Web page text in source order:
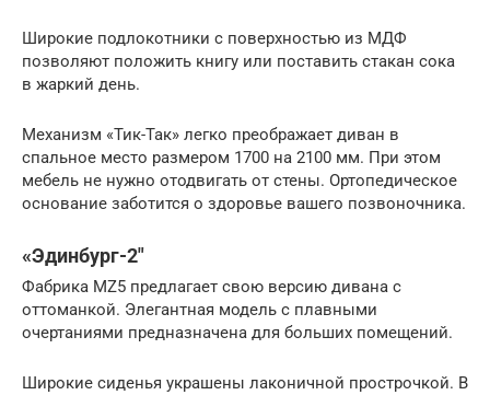
Широкие подлокотники с поверхностью из МДФ
позволяют положить книгу или поставить стакан сока
в жаркий день.
Механизм «Тик-Так» легко преображает диван в
спальное место размером 1700 на 2100 мм. При этом
мебель не нужно отодвигать от стены. Ортопедическое
основание заботится о здоровье вашего позвоночника.
«Эдинбург-2″
Фабрика MZ5 предлагает свою версию дивана с
оттоманкой. Элегантная модель с плавными
очертаниями предназначена для больших помещений.
Широкие сиденья украшены лаконичной прострочкой. В